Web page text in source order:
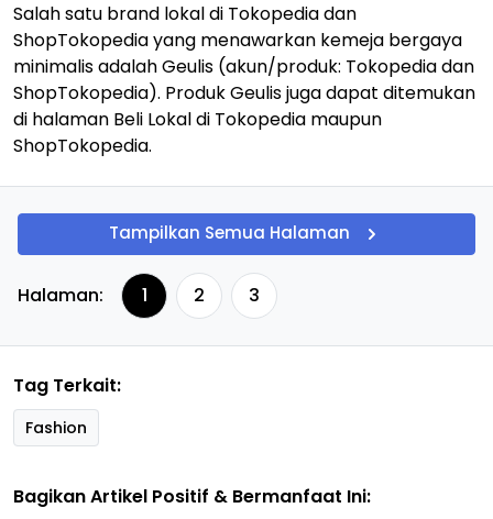
Salah satu brand lokal di Tokopedia dan
ShopTokopedia yang menawarkan kemeja bergaya
minimalis adalah Geulis (akun/produk: Tokopedia dan
ShopTokopedia). Produk Geulis juga dapat ditemukan
di halaman Beli Lokal di Tokopedia maupun
ShopTokopedia.
Tampilkan Semua Halaman
Halaman: 1 2 3
Tag Terkait:
Fashion
Bagikan Artikel Positif & Bermanfaat Ini: